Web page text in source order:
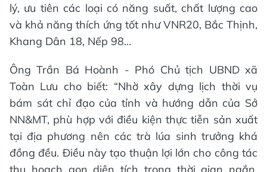
lý, ưu tiên các loại có năng suất, chất lượng cao
và khả năng thích ứng tốt như VNR20, Bắc Thịnh,
Khang Dân 18, Nếp 98…
Ông Trần Bá Hoành - Phó Chủ tịch UBND xã
Toàn Lưu cho biết: “Nhờ xây dựng lịch thời vụ
bám sát chỉ đạo của tỉnh và hướng dẫn của Sở
NN&MT, phù hợp với điều kiện thực tiễn sản xuất
tại địa phương nên các trà lúa sinh trưởng khá
đồng đều. Điều này tạo thuận lợi lớn cho công tác
thu hoạch gọn diện tích trong thời gian ngắn,